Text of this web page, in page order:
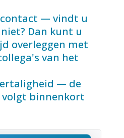
— vindt u
Dan kunt u
overleggen met
van het
— de
volgt binnenkort